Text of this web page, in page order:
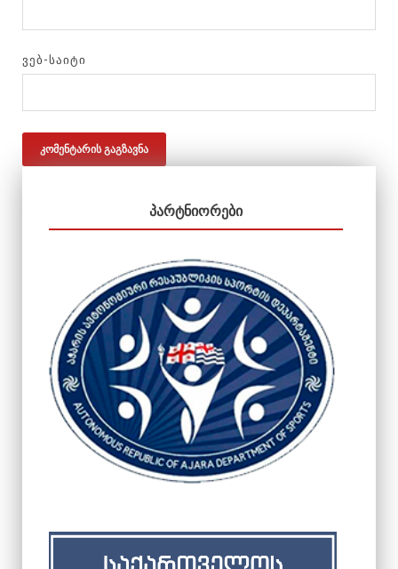
ᲕᲔᲑ-ᲡᲐᲘᲢᲘ
ᲞᲐᲠᲢᲜᲘᲝᲠᲔᲑᲘ